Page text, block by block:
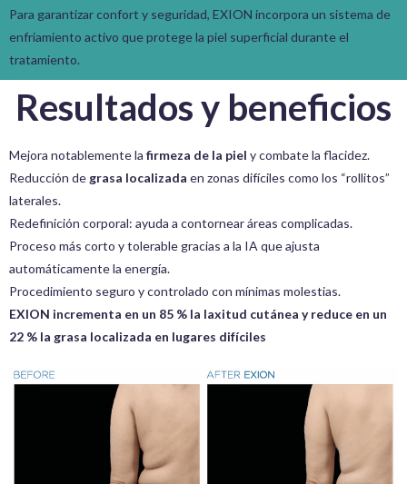
Para garantizar confort y seguridad, EXION incorpora un sistema de
enfriamiento activo que protege la piel superficial durante el
tratamiento.
Resultados y beneficios
Mejora notablemente la firmeza de la piel y combate la flacidez.
Reducción de grasa localizada en zonas difíciles como los “rollitos”
laterales.
Redefinición corporal: ayuda a contornear áreas complicadas.
Proceso más corto y tolerable gracias a la IA que ajusta
automáticamente la energía.
Procedimiento seguro y controlado con mínimas molestias.
EXION incrementa en un 85 % la laxitud cutánea y reduce en un
22 % la grasa localizada en lugares difíciles